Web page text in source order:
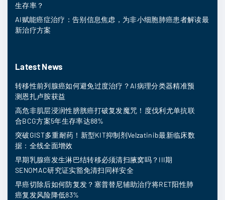
生存率？
AI赋能癌症治疗：告别信息焦虑，为非小细胞肺癌患者解读最
新治疗方案
Latest News
转移性前列腺癌如何避免过度治疗？AI病理分类器精准预
测恩扎卢胺获益
高危非肌层浸润性膀胱癌打破复发魔咒！度伐利尤单抗联
合BCG方案5年生存率达88%
突破GIST多重耐药！新型KIT抑制剂Velzatinib最新临床数
据：全线全面增效
早期乳腺癌发生淋巴结转移必须清扫腋窝吗？III期
SENOMAC研究证实豁免清扫同样安全
早癌切除后如何防复发？塞普替尼辅助治疗将RET阳性肺
癌复发风险降低83%